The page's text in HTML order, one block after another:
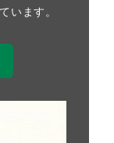
います。